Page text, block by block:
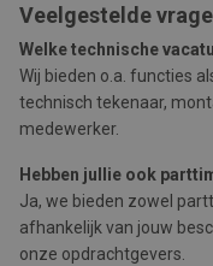
Veelgestelde
Welke technische
Wij bieden o.a. functies
technisch tekenaar,
medewerker.
Hebben jullie ook
Ja, we bieden zowel
afhankelijk van jouw
onze opdrachtgevers.